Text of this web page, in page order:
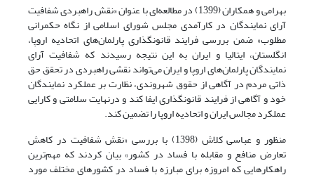
بهرامی و همکاران (1399) در مطالعه‌ای با عنوان «نقش راهبردی شفافیت
آرای نمایندگان در کارآمدی مجلس شورای اسلامی از نگاه حکمرانی
مطلوب» ضمن بررسی فرایند قانونگذاری پارلمان‌های اتحادیه اروپا،
انگلستان، ایتالیا و ایران به این نتیجه رسیدند که شفافیت آرای
نمایندگان پارلمان‌های اروپا و ایران می‌تواند نقشی راهبردی در تحقق حق
ذاتی مردم در آگاهی از حقوق شهروندی، نظارت بر عملکرد نمایندگان
خود و آگاهی از فرایند قانونگذاری ایفا کند و در‌نهایت سلامتی و کارایی
عملکرد مجالس ایران و اتحادیه اروپا را تضمین کند.
منظور و عباسی کلاش (1398) با بررسی «نقش شفافیت در کاهش
تعارض منافع و مقابله با فساد در کشور» بیان کردند که مهم‌ترین
راهکارهایی که امروزه برای مبارزه با فساد در کشورهای مختلف مورد